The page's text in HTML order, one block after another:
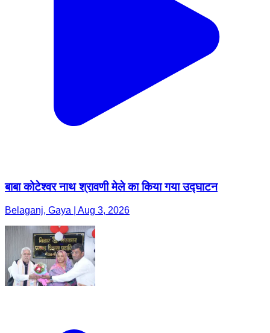
बाबा कोटेश्वर नाथ श्रावणी मेले का किया गया उद्घाटन
Belaganj, Gaya | Aug 3, 2026